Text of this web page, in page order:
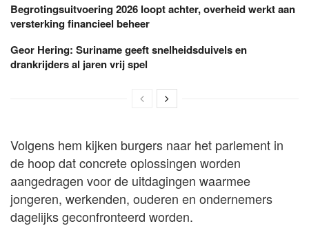
Begrotingsuitvoering 2026 loopt achter, overheid werkt aan
versterking financieel beheer
Geor Hering: Suriname geeft snelheidsduivels en
drankrijders al jaren vrij spel
Volgens hem kijken burgers naar het parlement in
de hoop dat concrete oplossingen worden
aangedragen voor de uitdagingen waarmee
jongeren, werkenden, ouderen en ondernemers
dagelijks geconfronteerd worden.